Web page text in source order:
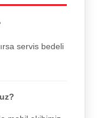
servis bedeli